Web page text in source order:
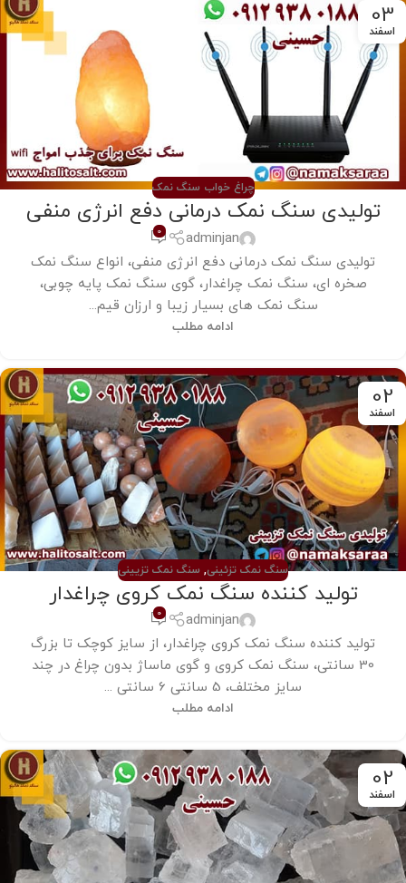
03
اسفند
چراغ خواب سنگ نمک
تولیدی سنگ نمک درمانی دفع انرژی منفی
adminjan
0
تولیدی سنگ نمک درمانی دفع انرژی منفی، انواع سنگ نمک
صخره ای، سنگ نمک چراغدار، گوی سنگ نمک پایه چوبی،
سنگ نمک های بسیار زیبا و ارزان قیم...
ادامه مطلب
02
اسفند
سنگ نمک تزئینی, سنگ نمک تزیینی
تولید کننده سنگ نمک کروی چراغدار
adminjan
0
تولید کننده سنگ نمک کروی چراغدار، از سایز کوچک تا بزرگ
30 سانتی، سنگ نمک کروی و گوی ماساژ بدون چراغ در چند
سایز مختلف، 5 سانتی 6 سانتی ...
ادامه مطلب
02
اسفند